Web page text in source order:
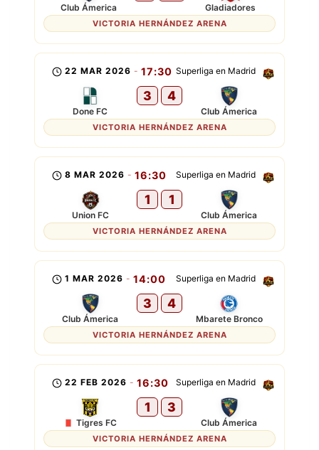
Club Ámerica Gladiadores
VICTORIA HERNÁNDEZ ARENA
Superliga en Madrid
22 MAR 2026 - 17:30
Done FC
3 4
Club Ámerica
VICTORIA HERNÁNDEZ ARENA
Superliga en Madrid
8 MAR 2026 - 16:30
Union FC
1 1
Club Ámerica
VICTORIA HERNÁNDEZ ARENA
Superliga en Madrid
1 MAR 2026 - 14:00
Club Ámerica
3 4
Mbarete Bronco
VICTORIA HERNÁNDEZ ARENA
Superliga en Madrid
22 FEB 2026 - 16:30
Tigres FC
1 3
Club Ámerica
VICTORIA HERNÁNDEZ ARENA